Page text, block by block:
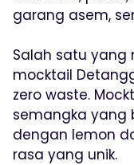
garang asem,
Salah satu yang
mocktail
zero waste.
semangka yang
dengan lemon
rasa yang unik.